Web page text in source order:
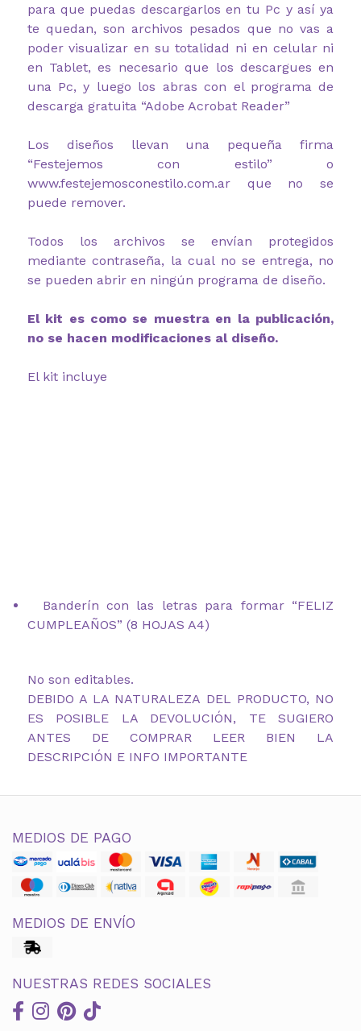
para que puedas descargarlos en tu Pc y así ya
te quedan, son archivos pesados que no vas a
poder visualizar en su totalidad ni en celular ni
en Tablet, es necesario que los descargues en
una Pc, y luego los abras con el programa de
descarga gratuita “Adobe Acrobat Reader”
Los diseños llevan una pequeña firma
“Festejemos con estilo” o
www.festejemosconestilo.com.ar que no se
puede remover.
Todos los archivos se envían protegidos
mediante contraseña, la cual no se entrega, no
se pueden abrir en ningún programa de diseño.
El kit es como se muestra en la publicación,
no se hacen modificaciones al diseño.
El kit incluye
Banderín con las letras para formar “FELIZ
CUMPLEAÑOS” (8 HOJAS A4)
No son editables.
DEBIDO A LA NATURALEZA DEL PRODUCTO, NO
ES POSIBLE LA DEVOLUCIÓN, TE SUGIERO
ANTES DE COMPRAR LEER BIEN LA
DESCRIPCIÓN E INFO IMPORTANTE
MEDIOS DE PAGO
MEDIOS DE ENVÍO
NUESTRAS REDES SOCIALES